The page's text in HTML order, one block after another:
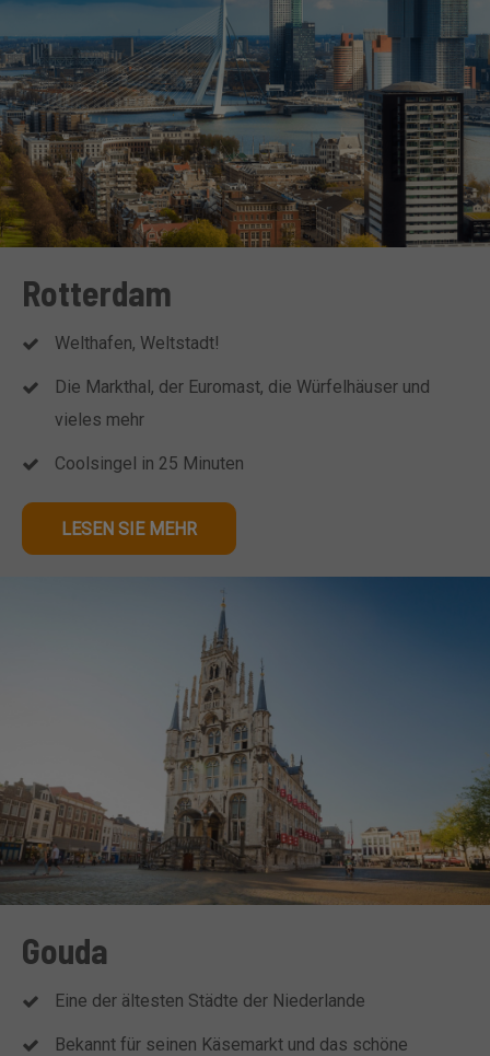
Rotterdam
Welthafen, Weltstadt!
Die Markthal, der Euromast, die Würfelhäuser und
vieles mehr
Coolsingel in 25 Minuten
LESEN SIE MEHR
Gouda
Eine der ältesten Städte der Niederlande
Bekannt für seinen Käsemarkt und das schöne